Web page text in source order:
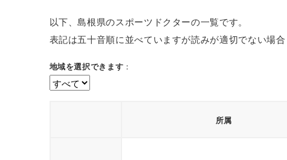
以下、島根県のスポーツドクターの一覧です。
表記は五十音順に並べていますが読みが適切でない場合
地域を選択できます ：
所属